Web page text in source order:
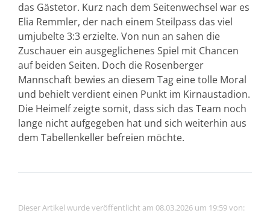
das Gästetor. Kurz nach dem Seitenwechsel war es
Elia Remmler, der nach einem Steilpass das viel
umjubelte 3:3 erzielte. Von nun an sahen die
Zuschauer ein ausgeglichenes Spiel mit Chancen
auf beiden Seiten. Doch die Rosenberger
Mannschaft bewies an diesem Tag eine tolle Moral
und behielt verdient einen Punkt im Kirnaustadion.
Die Heimelf zeigte somit, dass sich das Team noch
lange nicht aufgegeben hat und sich weiterhin aus
dem Tabellenkeller befreien möchte.
Dieser Artikel wurde veröffentlicht am 08.03.2026 um 19:59 von: